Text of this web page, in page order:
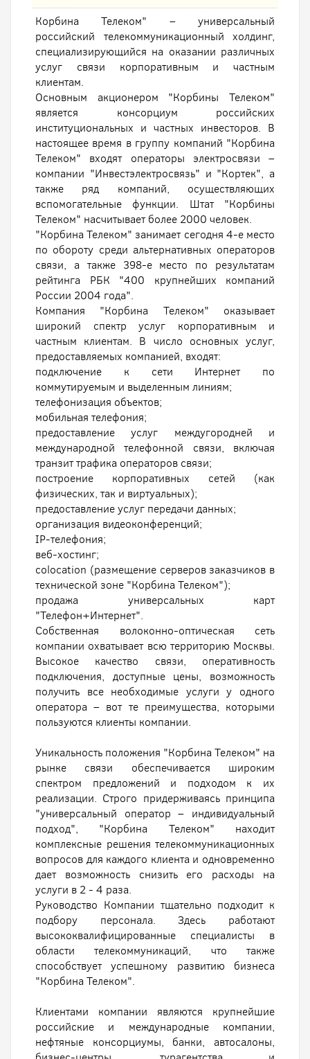
Корбина Телеком" – универсальный
российский телекоммуникационный холдинг,
специализирующийся на оказании различных
услуг связи корпоративным и частным
клиентам.
Основным акционером "Корбины Телеком"
является консорциум российских
институциональных и частных инвесторов. В
настоящее время в группу компаний "Корбина
Телеком" входят операторы электросвязи –
компании "Инвестэлектросвязь" и "Кортек", а
также ряд компаний, осуществляющих
вспомогательные функции. Штат "Корбины
Телеком" насчитывает более 2000 человек.
"Корбина Телеком" занимает сегодня 4-е место
по обороту среди альтернативных операторов
связи, а также 398-е место по результатам
рейтинга РБК "400 крупнейших компаний
России 2004 года".
Компания "Корбина Телеком" оказывает
широкий спектр услуг корпоративным и
частным клиентам. В число основных услуг,
предоставляемых компанией, входят:
подключение к сети Интернет по
коммутируемым и выделенным линиям;
телефонизация объектов;
мобильная телефония;
предоставление услуг междугородней и
международной телефонной связи, включая
транзит трафика операторов связи;
построение корпоративных сетей (как
физических, так и виртуальных);
предоставление услуг передачи данных;
организация видеоконференций;
IP-телефония;
веб-хостинг;
colocation (размещение серверов заказчиков в
технической зоне "Корбина Телеком");
продажа универсальных карт
"Телефон+Интернет".
Собственная волоконно-оптическая сеть
компании охватывает всю территорию Москвы.
Высокое качество связи, оперативность
подключения, доступные цены, возможность
получить все необходимые услуги у одного
оператора – вот те преимущества, которыми
пользуются клиенты компании.
Уникальность положения "Корбина Телеком" на
рынке связи обеспечивается широким
спектром предложений и подходом к их
реализации. Строго придерживаясь принципа
"универсальный оператор – индивидуальный
подход", "Корбина Телеком" находит
комплексные решения телекоммуникационных
вопросов для каждого клиента и одновременно
дает возможность снизить его расходы на
услуги в 2 - 4 раза.
Руководство Компании тщательно подходит к
подбору персонала. Здесь работают
высококвалифицированные специалисты в
области телекоммуникаций, что также
способствует успешному развитию бизнеса
"Корбина Телеком".
Клиентами компании являются крупнейшие
российские и международные компании,
нефтяные консорциумы, банки, автосалоны,